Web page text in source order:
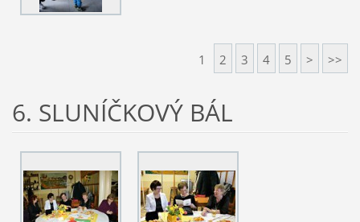
1 2 3 4 5 > >>
6. SLUNÍČKOVÝ BÁL